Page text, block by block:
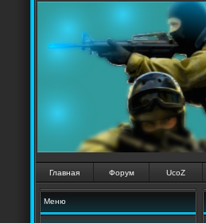
Главная Форум UcoZ
Меню